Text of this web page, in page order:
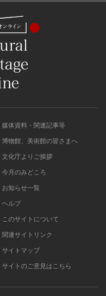
媒体資料・関連記事等
博物館、美術館の皆さまへ
文化庁よりご挨拶
今月のみどころ
お知らせ一覧
ヘルプ
このサイトについて
関連サイトリンク
サイトマップ
サイトのご意見はこちら